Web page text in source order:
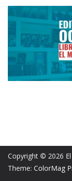
Copyright © 2026
Theme: ColorMag